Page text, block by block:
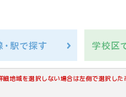
細地域を選択しない場合は左側で選択した